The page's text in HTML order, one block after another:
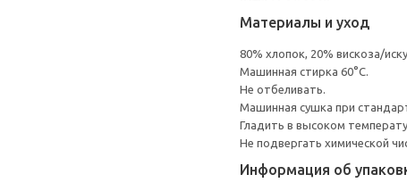
Материалы и уход
80% хлопок, 20% вискоза/
Машинная стирка 60°С.
Не отбеливать.
Машинная сушка при
Гладить в высоком
Не подвергать химической
Информация об